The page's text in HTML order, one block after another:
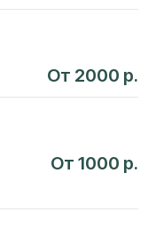
От 2000 р.
От 1000 р.